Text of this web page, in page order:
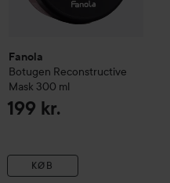
Fanola
Botugen Reconstructive
Mask 300 ml
199 kr.
KØB